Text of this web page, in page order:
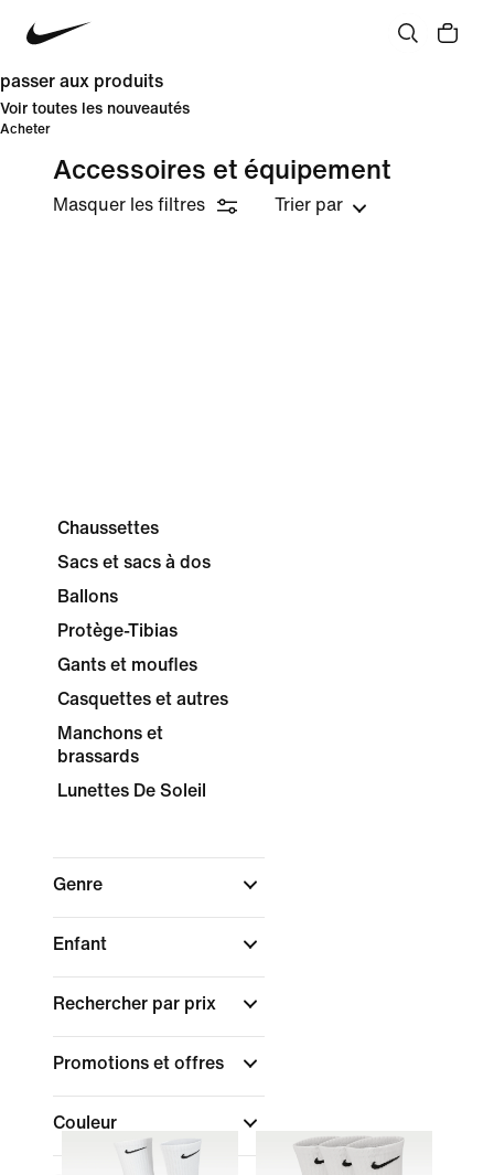
passer aux produits
Voir toutes les nouveautés
Acheter
Accessoires et équipement
Masquer les filtres Trier par
Chaussettes
Sacs et sacs à dos
Ballons
Protège-Tibias
Gants et moufles
Casquettes et autres
Manchons et
brassards
Lunettes De Soleil
Genre
Enfant
Rechercher par prix
Promotions et offres
Couleur